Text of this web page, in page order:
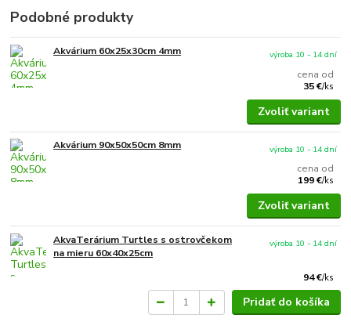
Podobné produkty
Akvárium 60x25x30cm 4mm
cena od
35 €/ks
výroba 10 - 14 dní
Zvoliť variant
Akvárium 90x50x50cm 8mm
cena od
199 €/ks
výroba 10 - 14 dní
Zvoliť variant
AkvaTerárium Turtles s ostrovčekom
na mieru 60x40x25cm
94 €/ks
výroba 10 - 14 dní
Pridať do košíka